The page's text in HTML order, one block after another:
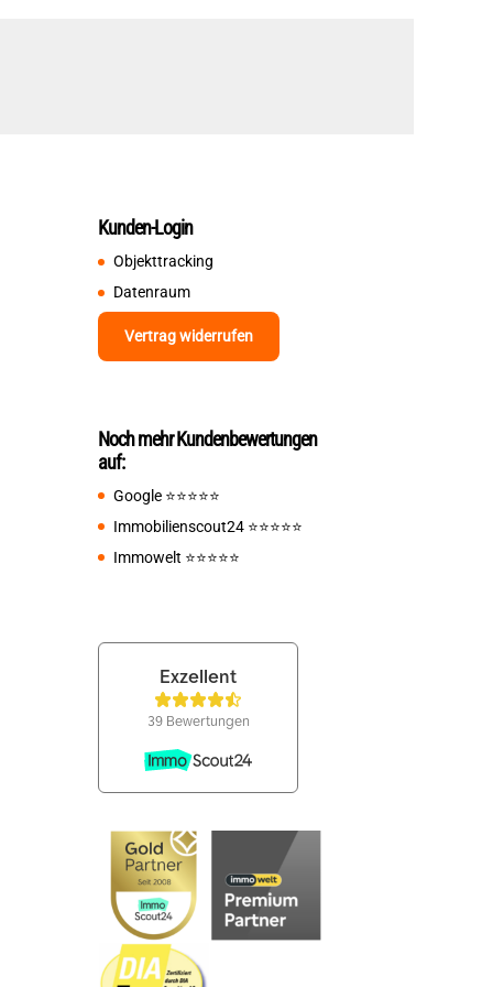
Kunden-Login
Objekttracking
Datenraum
Vertrag widerrufen
Noch mehr Kundenbewertungen
auf:
Google ⭐️⭐️⭐️⭐️⭐️
Immobilienscout24 ⭐️⭐️⭐️⭐️⭐️
Immowelt ⭐️⭐️⭐️⭐️⭐️